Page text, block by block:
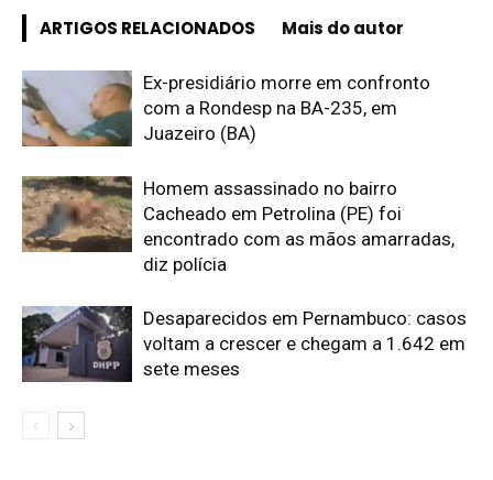
ARTIGOS RELACIONADOS Mais do autor
Ex-presidiário morre em confronto
com a Rondesp na BA-235, em
Juazeiro (BA)
Homem assassinado no bairro
Cacheado em Petrolina (PE) foi
encontrado com as mãos amarradas,
diz polícia
Desaparecidos em Pernambuco: casos
voltam a crescer e chegam a 1.642 em
sete meses